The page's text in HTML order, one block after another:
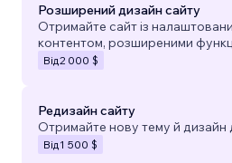
Розширений дизайн сайту
Отримайте сайт із
контентом, розширеними
Від2 000 $
Редизайн сайту
Отримайте нову тему й дизайн
Від 1 500 $